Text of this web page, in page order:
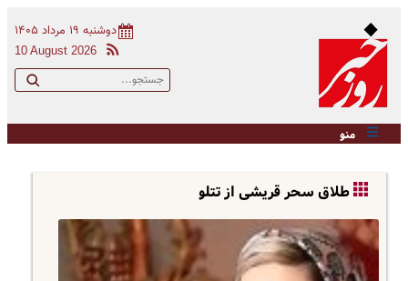
دوشنبه ۱۹ مرداد ۱۴۰۵
10 August 2026
منو
طلاق سحر قریشی از تتلو